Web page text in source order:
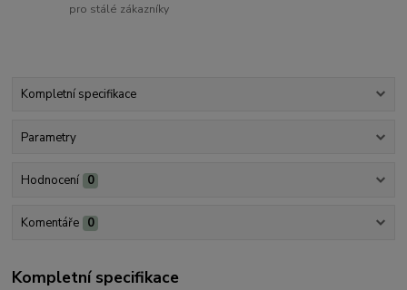
pro stálé zákazníky
Kompletní specifikace
Parametry
Hodnocení 0
Komentáře 0
Kompletní specifikace